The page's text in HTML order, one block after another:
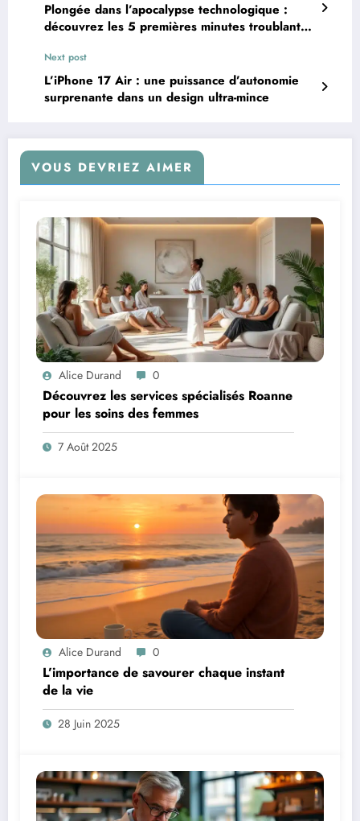
Plongée dans l’apocalypse technologique :
découvrez les 5 premières minutes troublantes
Next post
L’iPhone 17 Air : une puissance d’autonomie
surprenante dans un design ultra-mince
VOUS DEVRIEZ AIMER
Alice Durand 0
Découvrez les services spécialisés Roanne
pour les soins des femmes
7 Août 2025
Alice Durand 0
L’importance de savourer chaque instant
de la vie
28 Juin 2025